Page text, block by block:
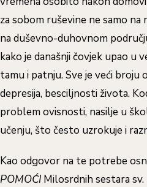
za sobom ruševine ne samo
na duševno-duhovnom
kako je današnji čovjek upao u
tamu i patnju. Sve je veći broju
depresija, besciljnosti života.
problem ovisnosti, nasilje u
učenju, što često uzrokuje i
Kao odgovor na te potrebe
POMOĆI Milosrdnih sestara